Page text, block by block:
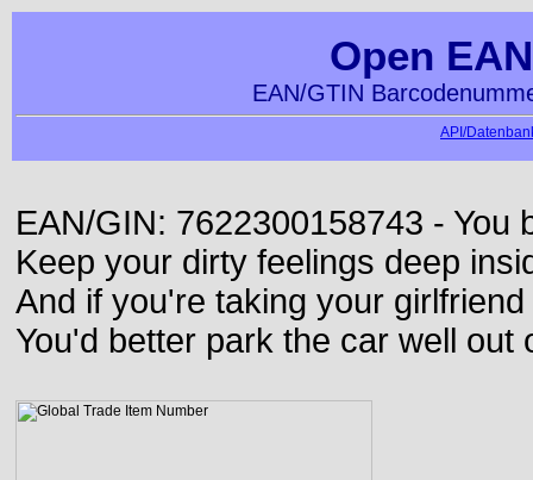
Open
EAN/GTIN
API/
EAN/GIN: 7622300158743 - You
Keep your dirty feelings deep
And if you're taking your
You'd better park the car well out